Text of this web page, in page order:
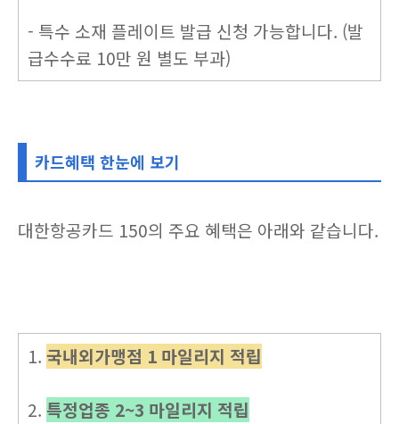
- 특수 소재 플레이트 발급 신청 가능합니다. (발
급수수료 10만 원 별도 부과)
카드혜택 한눈에 보기
대한항공카드 150의 주요 혜택은 아래와 같습니다.
1. 국내외가맹점 1 마일리지 적립
2. 특정업종 2~3 마일리지 적립